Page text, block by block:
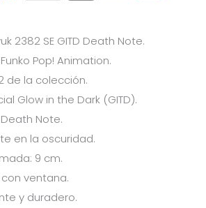
2382 SE GITD Death Note.
Pop! Animation.
de la colección.
Glow in the Dark (GITD).
Death Note.
en la oscuridad.
9 cm.
ventana.
y duradero.